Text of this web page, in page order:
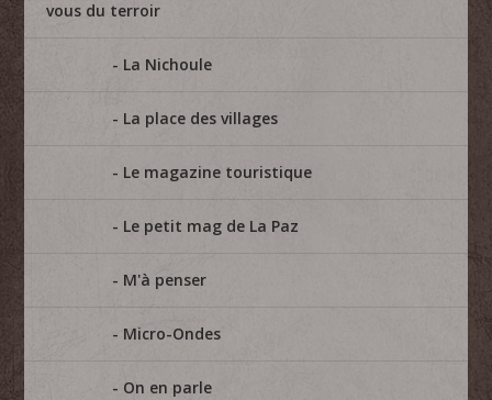
vous du terroir
La Nichoule
La place des villages
Le magazine touristique
Le petit mag de La Paz
M'à penser
Micro-Ondes
On en parle